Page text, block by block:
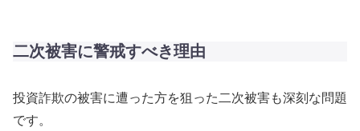
二次被害に警戒すべき理由
投資詐欺の被害に遭った方を狙った二次被害も深刻な問題
です。